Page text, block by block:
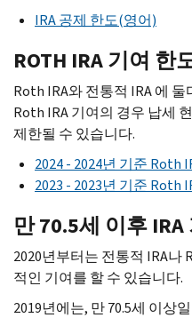
IRA공제 한도(영어)
ROTH IRA기여 한
Roth IRA와 전통적 IRA 에
Roth IRA 기여의 경우 납세
제한될 수 있습니다.
2024 - 2024년 기준 Roth
2023 - 2023년 기준 Roth
만 70.5세 이후 IRA
2020년부터는 전통적 IRA나
적인 기여를 할 수 있습니다.
2019년에는, 만 70.5세 이상